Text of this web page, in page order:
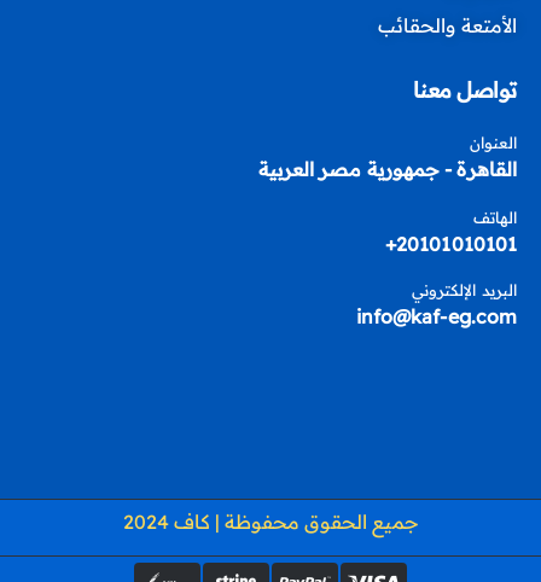
الأمتعة والحقائب
تواصل معنا
العنوان
القاهرة - جمهورية مصر العربية
الهاتف
20101010101+
البريد الإلكتروني
info@kaf-eg.com
جميع الحقوق محفوظة | كاف 2024